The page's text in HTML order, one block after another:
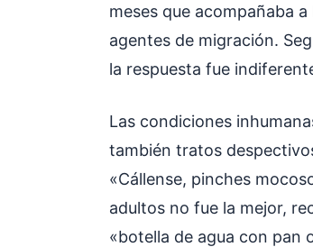
meses que acompañaba
agentes de migración.
la respuesta fue
Las condiciones
también tratos
«Cállense, pinches
adultos no fue la mejor,
«botella de agua con pan